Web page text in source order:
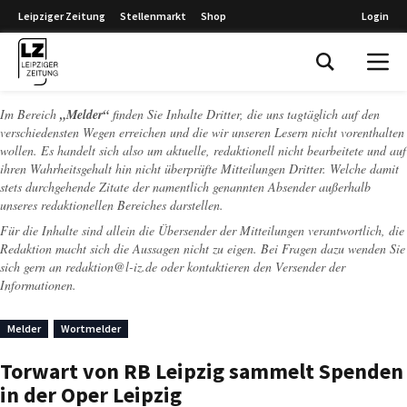
Leipziger Zeitung Stellenmarkt Shop Login
Im Bereich „Melder“ finden Sie Inhalte Dritter, die uns tagtäglich auf den
verschiedensten Wegen erreichen und die wir unseren Lesern nicht vorenthalten
wollen. Es handelt sich also um aktuelle, redaktionell nicht bearbeitete und auf
ihren Wahrheitsgehalt hin nicht überprüfte Mitteilungen Dritter. Welche damit
stets durchgehende Zitate der namentlich genannten Absender außerhalb
unseres redaktionellen Bereiches darstellen.
Für die Inhalte sind allein die Übersender der Mitteilungen verantwortlich, die
Redaktion macht sich die Aussagen nicht zu eigen. Bei Fragen dazu wenden Sie
sich gern an redaktion@l-iz.de oder kontaktieren den Versender der
Informationen.
Melder Wortmelder
Torwart von RB Leipzig sammelt Spenden
in der Oper Leipzig